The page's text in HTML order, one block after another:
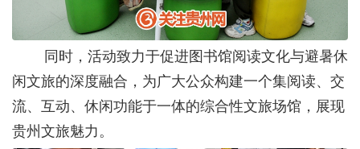
同时，活动致力于促进图书馆阅读文化与避暑休
闲文旅的深度融合，为广大公众构建一个集阅读、交
流、互动、休闲功能于一体的综合性文旅场馆，展现
贵州文旅魅力。